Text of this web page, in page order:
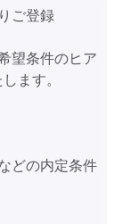
ご登録
望条件のヒア
ます。
どの内定条件